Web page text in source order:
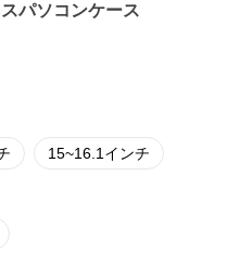
パソコンケース
15~16.1インチ